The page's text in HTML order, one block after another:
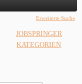
Erweiterte Suche
JOBSPRINGER
KATEGORIEN